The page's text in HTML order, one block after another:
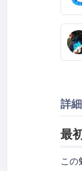
詳細
最
この